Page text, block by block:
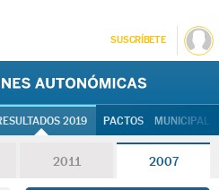
SUSCRÍBETE
2019 PACTOS
2011 2007